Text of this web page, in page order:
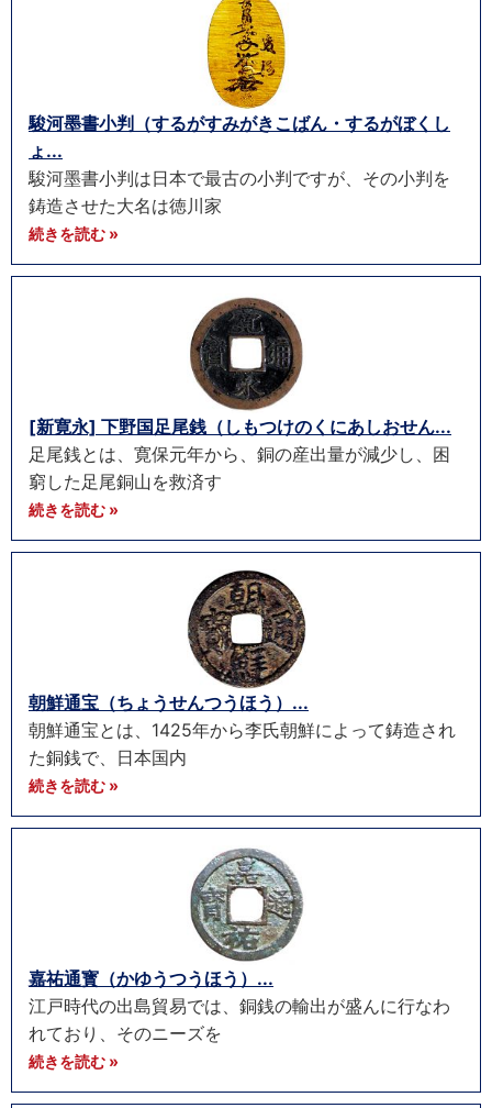
駿河墨書小判（するがすみがきこばん・するがぼくし
ょ...
駿河墨書小判は日本で最古の小判ですが、その小判を
鋳造させた大名は徳川家
続きを読む »
[新寛永] 下野国足尾銭（しもつけのくにあしおせん...
足尾銭とは、寛保元年から、銅の産出量が減少し、困
窮した足尾銅山を救済す
続きを読む »
朝鮮通宝（ちょうせんつうほう）...
朝鮮通宝とは、1425年から李氏朝鮮によって鋳造され
た銅銭で、日本国内
続きを読む »
嘉祐通寳（かゆうつうほう）...
江戸時代の出島貿易では、銅銭の輸出が盛んに行なわ
れており、そのニーズを
続きを読む »